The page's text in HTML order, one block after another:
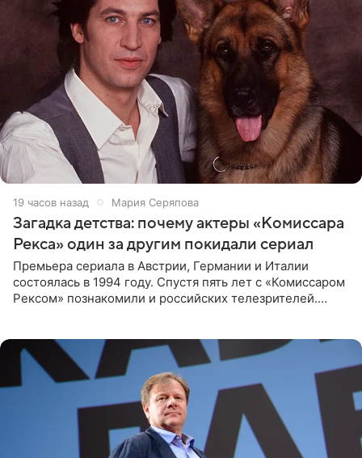
19 часов назад Мария Серяпова
Загадка детства: почему актеры «Комиссара
Рекса» один за другим покидали сериал
Премьера сериала в Австрии, Германии и Италии
состоялась в 1994 году. Спустя пять лет с «Комиссаром
Рексом» познакомили и российских телезрителей.